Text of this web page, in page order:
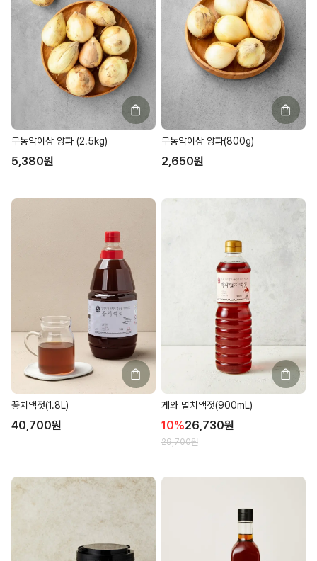
무농약이상 양파 (2.5kg)
5,380원
무농약이상 양파(800g)
2,650원
꽁치액젓(1.8L)
40,700원
게와 멸치액젓(900mL)
10%26,730원
29,700원